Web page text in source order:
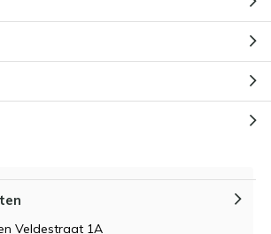
Veldestraat 1A